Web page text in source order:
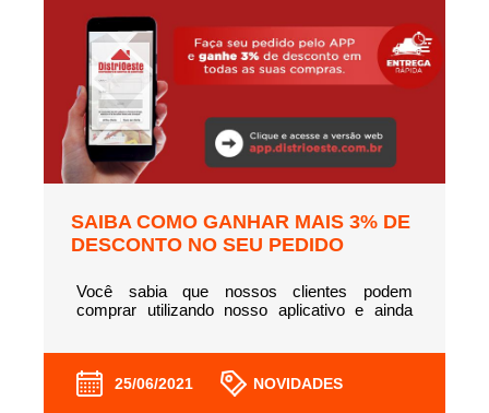
SAIBA COMO GANHAR MAIS 3% DE
DESCONTO NO SEU PEDIDO
Você sabia que nossos clientes podem
comprar utilizando nosso aplicativo e ainda
qualquer compra feita......
25/06/2021 NOVIDADES